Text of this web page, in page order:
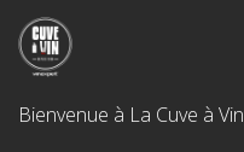
Bienvenue à La Cuve à